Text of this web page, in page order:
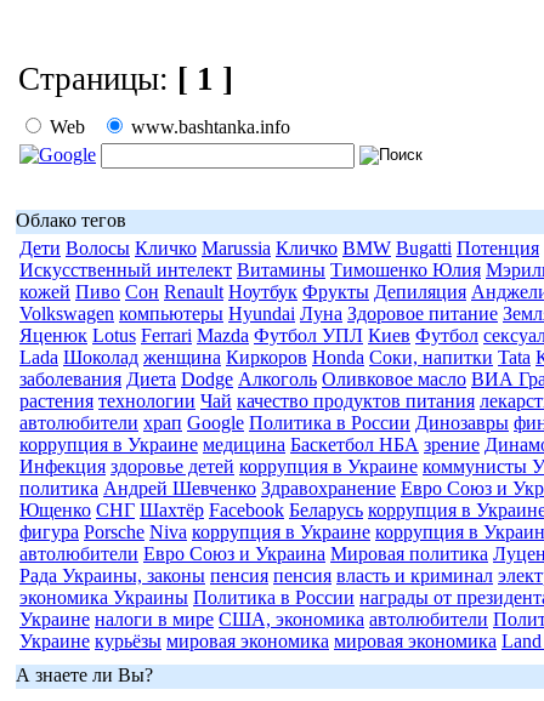
Страницы: [ 1 ]
Web www.bashtanka.info
Облако тегов
Дети Волосы Кличко Marussia Кличко BMW Bugatti Потенция
Искусственный интелект Витамины Тимошенко Юлия
кожей Пиво Сон Renault Ноутбук Фрукты Депиляция
Volkswagen компьютеры Hyundai Луна Здоровое питание
Яценюк Lotus Ferrari Mazda Футбол УПЛ Киев Футбол
Lada Шоколад женщина Киркоров Honda Соки, напитки Tata
заболевания Диета Dodge Алкоголь Оливковое масло ВИА
растения технологии Чай качество продуктов питания
автолюбители храп Google Политика в России Динозавры
коррупция в Украине медицина Баскетбол НБА зрение
Инфекция здоровье детей коррупция в Украине коммунисты
политика Андрей Шевченко Здравохранение Евро Союз и
Ющенко СНГ Шахтёр Facebook Беларусь коррупция в
фигура Porsche Niva коррупция в Украине коррупция в
автолюбители Евро Союз и Украина Мировая политика
Рада Украины, законы пенсия пенсия власть и криминал
экономика Украины Политика в России награды от
Украине налоги в мире США, экономика автолюбители
Украине курьёзы мировая экономика мировая экономика
А знаете ли Вы?